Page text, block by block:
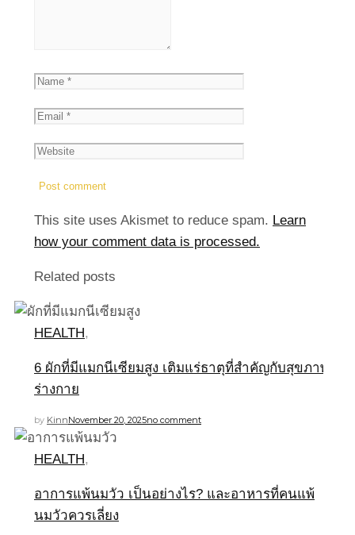
This site uses Akismet to reduce spam. Learn
how your comment data is processed.
Related posts
HEALTH,
6 ผักที่มีแมกนีเซียมสูง เติมแร่ธาตุที่สำคัญกับสุขภาพ
ร่างกาย
by KinnNovember 20, 2025no comment
HEALTH,
อาการแพ้นมวัว เป็นอย่างไร? และอาหารที่คนแพ้
นมวัวควรเลี่ยง